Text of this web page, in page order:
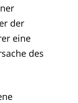
der
eine
des